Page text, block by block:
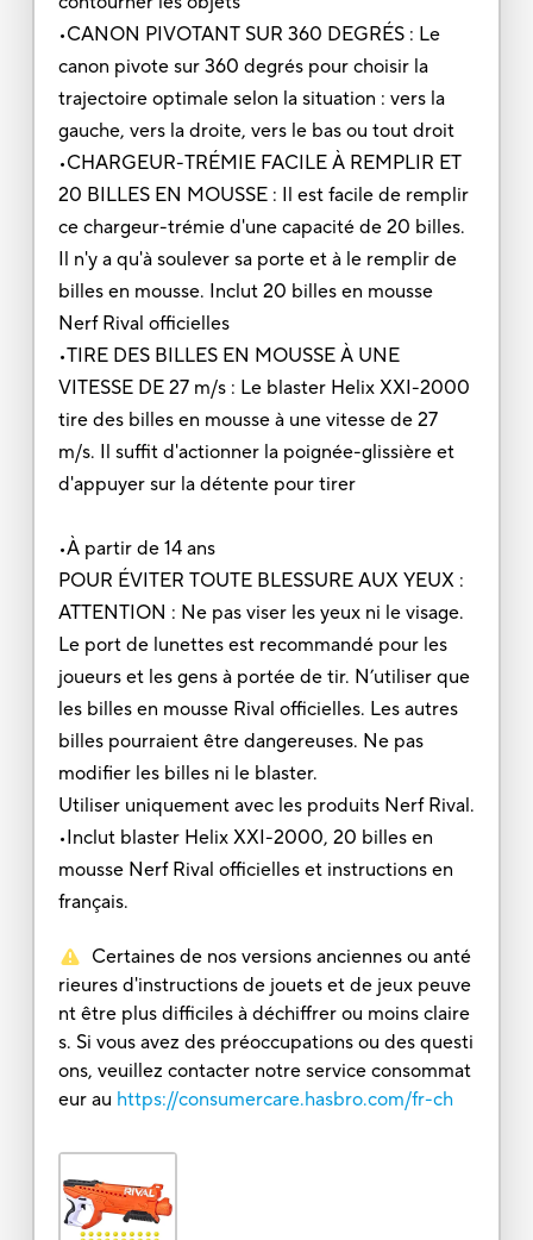
•CANON PIVOTANT SUR 360 DEGRÉS : Le
canon pivote sur 360 degrés pour choisir la
trajectoire optimale selon la situation : vers la
gauche, vers la droite, vers le bas ou tout droit
•CHARGEUR-TRÉMIE FACILE À REMPLIR ET
20 BILLES EN MOUSSE : Il est facile de remplir
ce chargeur-trémie d'une capacité de 20 billes.
Il n'y a qu'à soulever sa porte et à le remplir de
billes en mousse. Inclut 20 billes en mousse
Nerf Rival officielles
•TIRE DES BILLES EN MOUSSE À UNE
VITESSE DE 27 m/s : Le blaster Helix XXI-2000
tire des billes en mousse à une vitesse de 27
m/s. Il suffit d'actionner la poignée-glissière et
d'appuyer sur la détente pour tirer
•À partir de 14 ans
POUR ÉVITER TOUTE BLESSURE AUX YEUX :
ATTENTION : Ne pas viser les yeux ni le visage.
Le port de lunettes est recommandé pour les
joueurs et les gens à portée de tir. N’utiliser que
les billes en mousse Rival officielles. Les autres
billes pourraient être dangereuses. Ne pas
modifier les billes ni le blaster.
Utiliser uniquement avec les produits Nerf Rival.
•Inclut blaster Helix XXI-2000, 20 billes en
mousse Nerf Rival officielles et instructions en
français.
Certaines de nos versions anciennes ou anté
rieures d'instructions de jouets et de jeux peuve
nt être plus difficiles à déchiffrer ou moins claire
s. Si vous avez des préoccupations ou des questi
ons, veuillez contacter notre service consommat
eur au https://consumercare.hasbro.com/fr-ch